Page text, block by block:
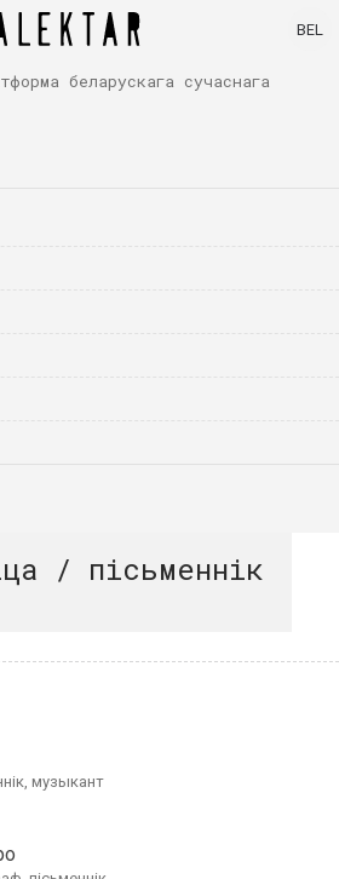
беларускага сучаснага
BEL
/ пісьменнік
мастак, пісьменнік, музыкант